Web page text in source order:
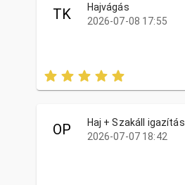
TK
Hajvágás
2026-07-08 17:55
OP
Haj + Szakáll igazítás
2026-07-07 18:42